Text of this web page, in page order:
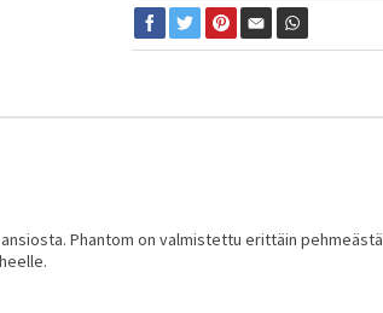
Phantom on valmistettu erittäin